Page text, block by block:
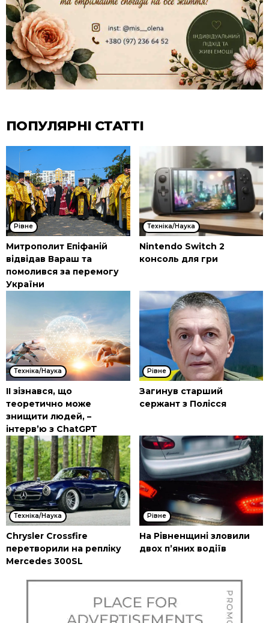
ПОПУЛЯРНІ СТАТТІ
Рівне
Митрополит Епіфаній
відвідав Вараш та
помолився за перемогу
України
Техніка/Наука
Nintendo Switch 2
консоль для гри
Техніка/Наука
ІІ зізнався, що
теоретично може
знищити людей, –
інтерв’ю з ChatGPT
Рівне
Загинув старший
сержант з Полісся
Техніка/Наука
Chrysler Crossfire
перетворили на репліку
Mercedes 300SL
Рівне
На Рівненщині зловили
двох п’яних водіїв